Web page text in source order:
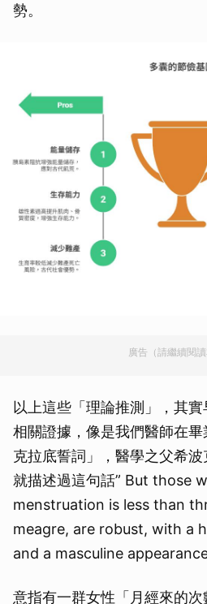
勢。
廣告（請繼續閱讀
以上這些「理論推測」，其
相關證據，像是我們醫師在
克拉底誓詞」，醫學之父希
就描述過這句話” But those
menstruation is less than
meagre, are robust, with a
and a masculine
意指有一群女性「月經來的